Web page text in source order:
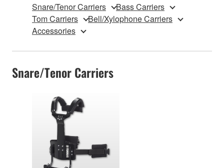
Snare/Tenor Carriers
Bass Carriers
Tom Carriers
Bell/Xylophone Carriers
Accessories
Snare/Tenor Carriers